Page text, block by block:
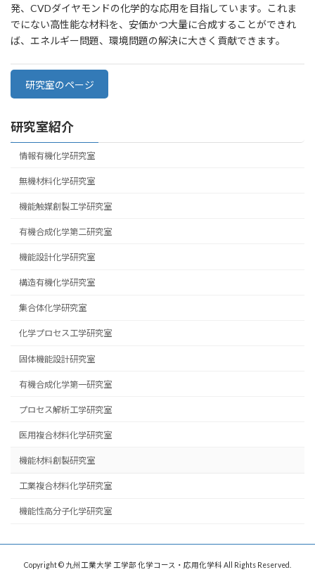
発、CVDダイヤモンドの化学的な応用を目指しています。これま
でにない高性能な材料を、安価かつ大量に合成することができれ
ば、エネルギー問題、環境問題の解決に大きく貢献できます。
研究室のページ
研究室紹介
情報有機化学研究室
無機材料化学研究室
機能触媒創製工学研究室
有機合成化学第二研究室
機能設計化学研究室
構造有機化学研究室
集合体化学研究室
化学プロセス工学研究室
固体機能設計研究室
有機合成化学第一研究室
プロセス解析工学研究室
医用複合材料化学研究室
機能材料創製研究室
工業複合材料化学研究室
機能性高分子化学研究室
Copyright © 九州工業大学 工学部 化学コース・応用化学科 All Rights Reserved.